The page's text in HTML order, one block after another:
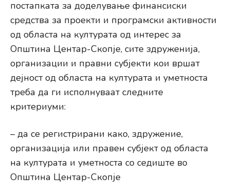
постапката за доделување финансиски
средства за проекти и програмски активности
од областа на културата од интерес за
Општина Центар-Скопје, сите здруженија,
организации и правни субјекти кои вршат
дејност од областа на културата и уметноста
треба да ги исполнуваат следните
критериуми:
– да се регистрирани како, здружение,
организација или правен субјект од областа
на културата и уметноста со седиште во
Општина Центар-Скопје